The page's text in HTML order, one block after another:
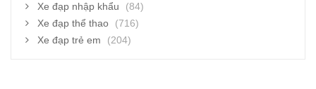
Xe đạp nhập khẩu
(84)
Xe đạp thể thao
(716)
Xe đạp trẻ em
(204)